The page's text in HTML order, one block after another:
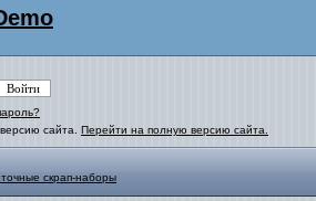
сайта. Перейти на полную версию сайта.
скрап-наборы